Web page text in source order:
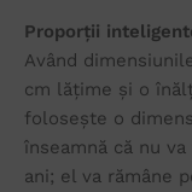
Proporții
Având
cm lățime și o
folosește o
înseamnă că nu
ani; el va rămâne